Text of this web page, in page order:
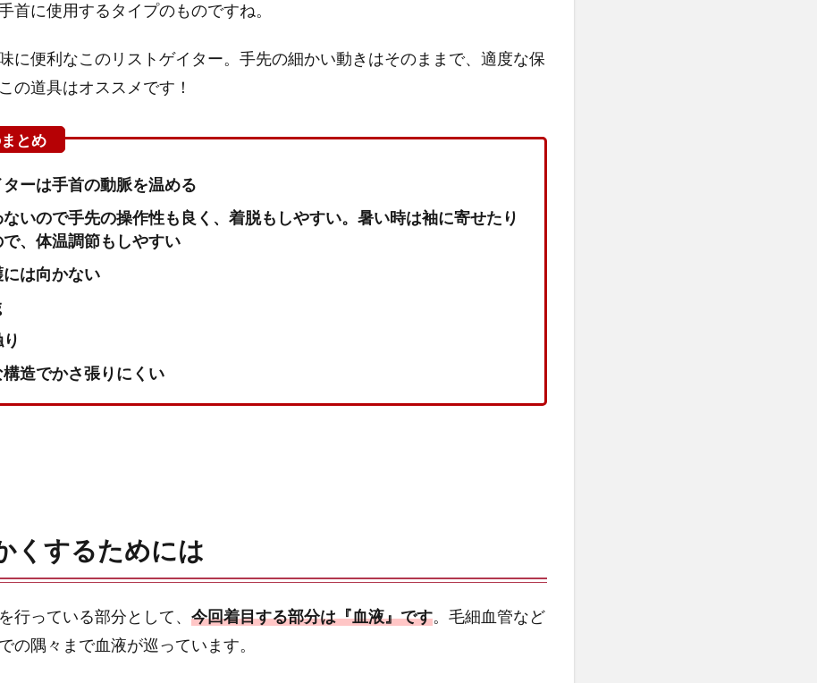
首に使用するタイプのものですね。
に便利なこのリストゲイター。手先の細かい動きはそのままで、適度な保
の道具はオススメです！
ターは手首の動脈を温める
いので手先の操作性も良く、着脱もしやすい。暑い時は袖に寄せたり
で、体温調節もしやすい
は向かない
造でかさ張りにくい
くするためには
行っている部分として、 今回着目する部分は『血液』です。毛細血管など
の隅々まで血液が巡っています。